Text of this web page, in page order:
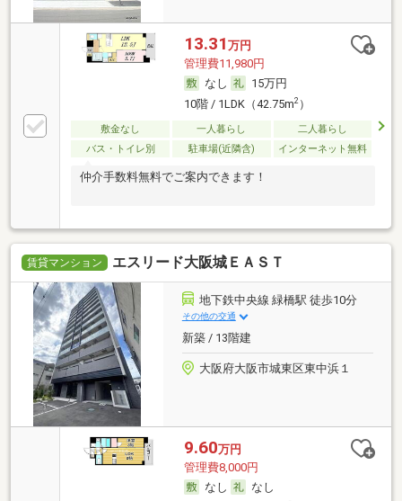
13.31 万円
管理費11,980円
なし
15万円
10階 / 1LDK（42.75m2）
敷金なし 一人暮らし
二人暮らし
バス・トイレ別
駐車場(近隣含) インターネット無料
仲介手数料無料でご案内できます！
賃貸マンション エスリード大阪城ＥＡＳＴ
地下鉄中央線 緑橋駅 徒歩10分
その他の交通
新築 / 13階建
大阪府大阪市城東区東中浜１
9.60万円
管理費8,000円
なし
なし